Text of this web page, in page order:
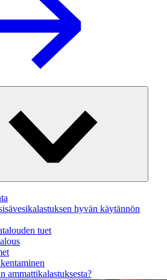
hyvän käytännön
tuet
ammattikalastuksesta?